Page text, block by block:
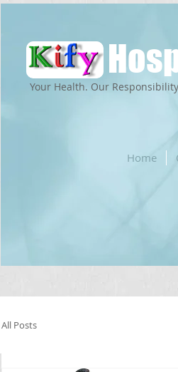
Home
Your Health. Our Responsibility
All Posts